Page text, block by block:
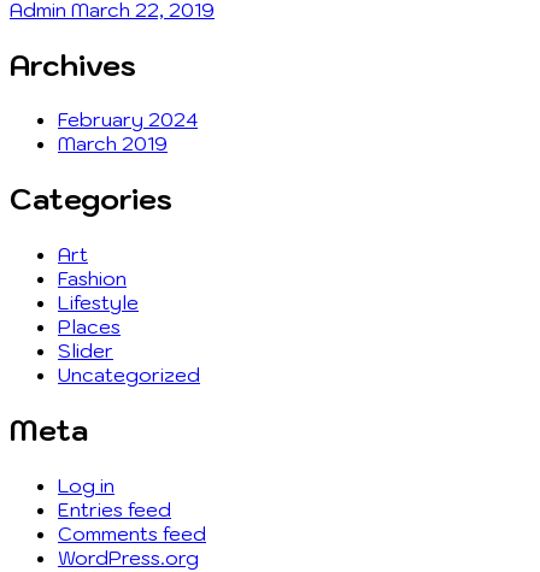
Admin March 22, 2019
Archives
February 2024
March 2019
Categories
Art
Fashion
Lifestyle
Places
Slider
Uncategorized
Meta
Log in
Entries feed
Comments feed
WordPress.org